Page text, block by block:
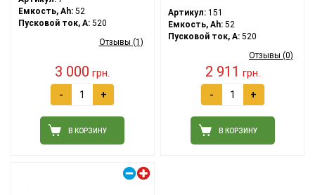
Емкость, Ah: 52
Пусковой ток, A: 520
Отзывы (1)
3 000 грн.
- +
В КОРЗИНУ
Артикул: 151
Емкость, Ah: 52
Пусковой ток, A: 520
Отзывы (0)
2 911 грн.
- +
В КОРЗИНУ